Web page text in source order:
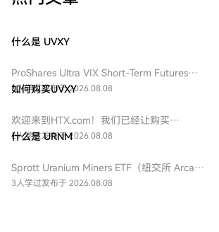
什么是 UVXY
ProShares Ultra VIX Short-Term Futures
ETF（纽交所 Arca 代码：UVXY），中文：
ETF 为每日 2 倍杠杆做多 VIX 短期期货产
品，挂钩标普 500 短期波动率期货指数，该
基金通常用于在美股市场波动加剧或恐慌情
特性和期货展期成本，它不适合长期持有。
5人学过发布于 2026.08.08
如何购买UVXY
欢迎来到HTX.com！我们已经让购买
ProShares 两倍做多短期 VIX 期货
逐步指南，放心开始您的加密货币之旅。第
一步：创建您的HTX账户使用您的电子邮
2人学过发布于 2026.08.08
什么是 URNM
Sprott Uranium Miners ETF（纽交所 Arca
代码：URNM），中文：无（bn无），传统
3人学过发布于 2026.08.08